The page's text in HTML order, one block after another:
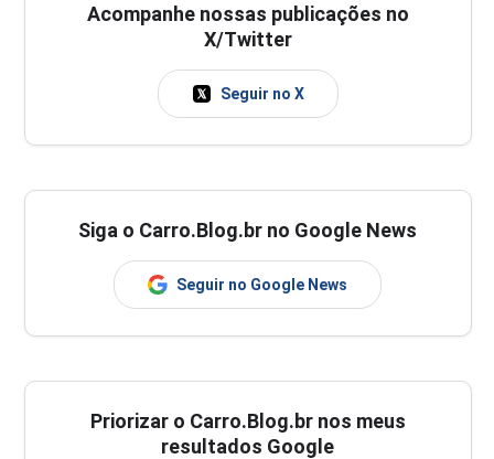
Acompanhe nossas publicações no
X/Twitter
Seguir no X
Siga o Carro.Blog.br no Google News
Seguir no Google News
Priorizar o Carro.Blog.br nos meus
resultados Google